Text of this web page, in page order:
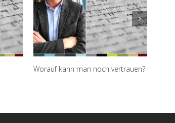
Worauf kann man noch vertrauen?
Über quer